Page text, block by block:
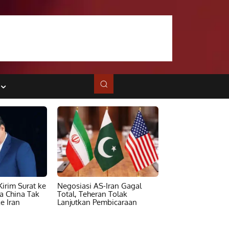
Surat ke
China Tak
Iran
Negosiasi AS-Iran Gagal
Total, Teheran Tolak
Lanjutkan Pembicaraan